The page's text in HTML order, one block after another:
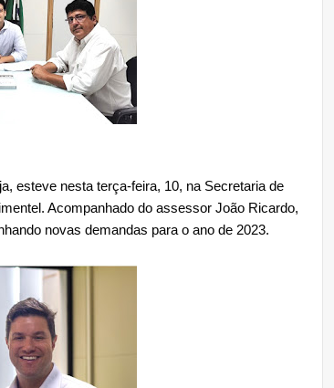
esteve nesta terça-feira, 10, na Secretaria de
Acompanhado do assessor João Ricardo,
novas demandas para o ano de 2023.